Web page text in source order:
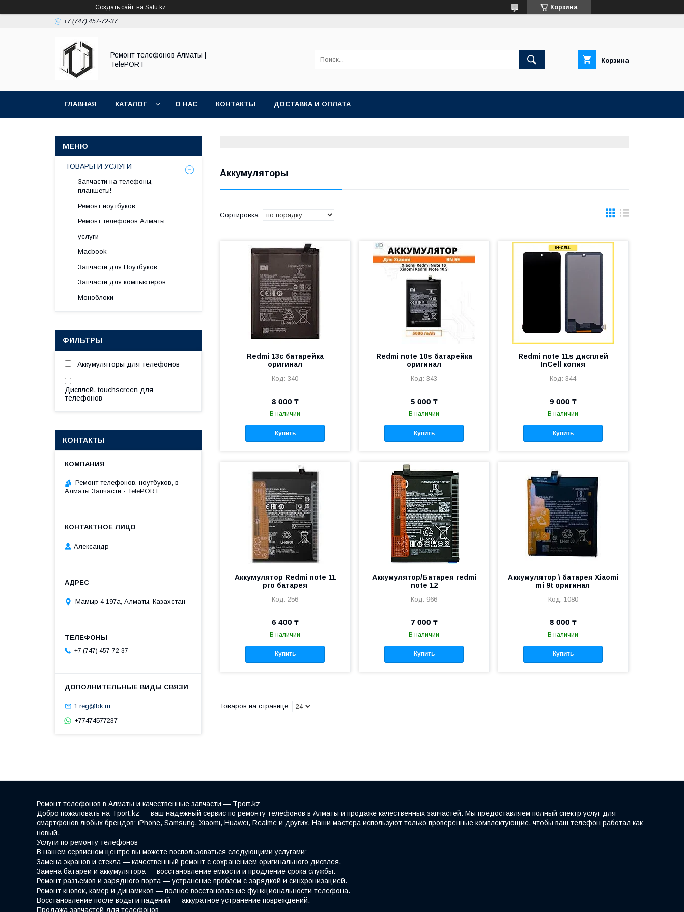
Создать сайт на Satu.kz Корзина
+7 (747) 457-72-37
Ремонт телефонов Алматы |
TelePORT
Корзина
ГЛАВНАЯ КАТАЛОГ О НАС КОНТАКТЫ ДОСТАВКА И ОПЛАТА
Аккумуляторы
Redmi 13c батарейка
оригинал
340
8 000 ₸
В наличии
Купить
Redmi note 10s батарейка
оригинал
343
5 000 ₸
В наличии
Купить
Redmi note 11s дисплей
InCell копия
344
9 000 ₸
В наличии
Купить
Аккумулятор Redmi note 11
pro батарея
256
6 400 ₸
В наличии
Купить
Аккумулятор/Батарея redmi
note 12
966
7 000 ₸
В наличии
Купить
Аккумулятор \ батарея ⁠Xiaomi
mi 9t оригинал
1080
8 000 ₸
В наличии
Купить
ТОВАРЫ И УСЛУГИ
Запчасти на телефоны,
планшеты!
Ремонт ноутбуков
Ремонт телефонов Алматы
услуги
Macbook
Запчасти для Ноутбуков
Запчасти для компьютеров
Моноблоки
ФИЛЬТРЫ
Аккумуляторы для телефонов
Дисплей, touchscreen для
телефонов
КОНТАКТЫ
Ремонт телефонов, ноутбуков, в
Алматы Запчасти - TelePORT
Александр
Мамыр 4 197а, Алматы, Казахстан
+7 (747) 457-72-37
1.reg@bk.ru
+77474577237
Ремонт телефонов в Алматы и качественные запчасти — Tport.kz
Добро пожаловать на Tport.kz — ваш надежный сервис по ремонту телефонов в Алматы и продаже качественных запчастей. Мы предоставляем полный спектр услуг для
смартфонов любых брендов: iPhone, Samsung, Xiaomi, Huawei, Realme и других. Наши мастера используют только проверенные комплектующие, чтобы ваш телефон работал как
новый.
Услуги по ремонту телефонов
В нашем сервисном центре вы можете воспользоваться следующими услугами:
Замена экранов и стекла — качественный ремонт с сохранением оригинального дисплея.
Замена батареи и аккумулятора — восстановление емкости и продление срока службы.
Ремонт разъемов и зарядного порта — устранение проблем с зарядкой и синхронизацией.
Ремонт кнопок, камер и динамиков — полное восстановление функциональности телефона.
Восстановление после воды и падений — аккуратное устранение повреждений.
Продажа запчастей для телефонов